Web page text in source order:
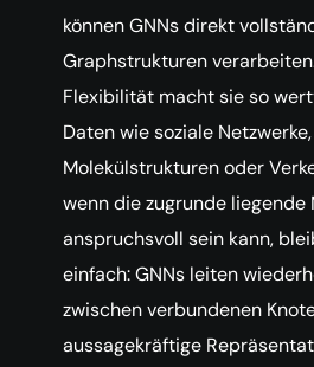
können GNNs direkt
Graphstrukturen
Flexibilität macht sie so
Daten wie soziale Netzwerke,
Molekülstrukturen oder
wenn die zugrunde liegende
anspruchsvoll sein kann,
einfach: GNNs leiten
zwischen verbundenen
aussagekräftige